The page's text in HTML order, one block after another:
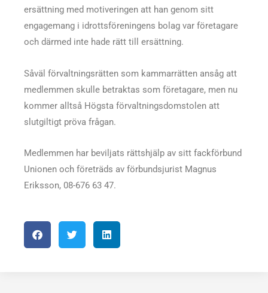
ersättning med motiveringen att han genom sitt
engagemang i idrottsföreningens bolag var företagare
och därmed inte hade rätt till ersättning.
Såväl förvaltningsrätten som kammarrätten ansåg att
medlemmen skulle betraktas som företagare, men nu
kommer alltså Högsta förvaltningsdomstolen att
slutgiltigt pröva frågan.
Medlemmen har beviljats rättshjälp av sitt fackförbund
Unionen och företräds av förbundsjurist Magnus
Eriksson, 08-676 63 47.